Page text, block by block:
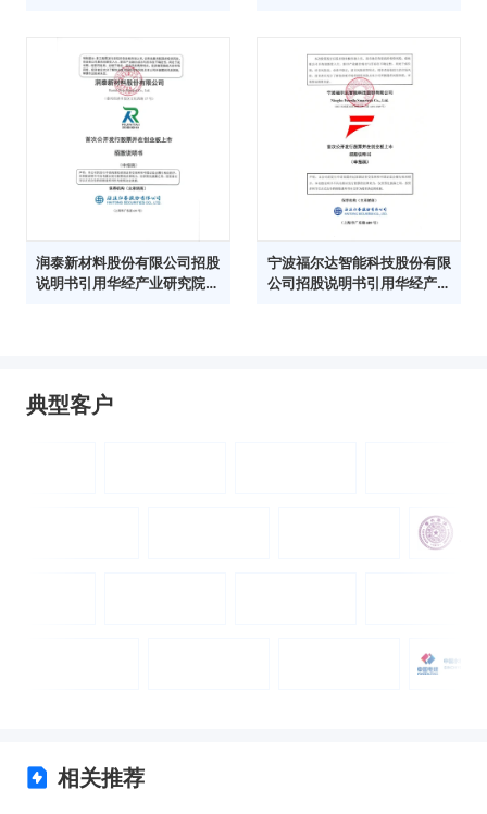
润泰新材料股份有限公司招股
说明书引用华经产业研究院数
宁波福尔达智能科技股份有限
公司招股说明书引用华经产业
典型客户
相关推荐